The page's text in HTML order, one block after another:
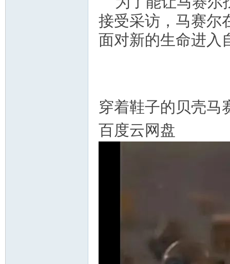
接受采访，马赛尔
面对新的生命进入
穿着鞋子的贝壳马
百度云网盘